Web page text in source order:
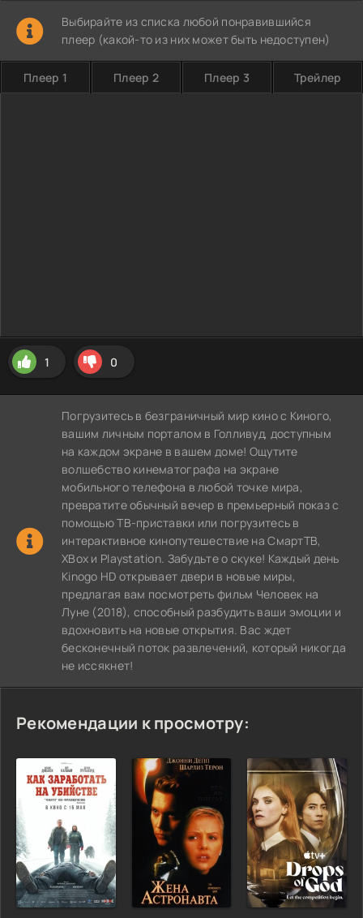
Выбирайте из списка любой понравившийся
плеер (какой-то из них может быть недоступен)
Плеер 1 Плеер 2 Плеер 3 Трейлер
1 0
Погрузитесь в безграничный мир кино с Киного,
вашим личным порталом в Голливуд, доступным
на каждом экране в вашем доме! Ощутите
волшебство кинематографа на экране
мобильного телефона в любой точке мира,
превратите обычный вечер в премьерный показ с
помощью ТВ-приставки или погрузитесь в
интерактивное кинопутешествие на СмартТВ,
XBox и Playstation. Забудьте о скуке! Каждый день
Kinogo HD открывает двери в новые миры,
предлагая вам посмотреть фильм Человек на
Луне (2018), способный разбудить ваши эмоции и
вдохновить на новые открытия. Вас ждет
бесконечный поток развлечений, который никогда
не иссякнет!
Рекомендации к просмотру: